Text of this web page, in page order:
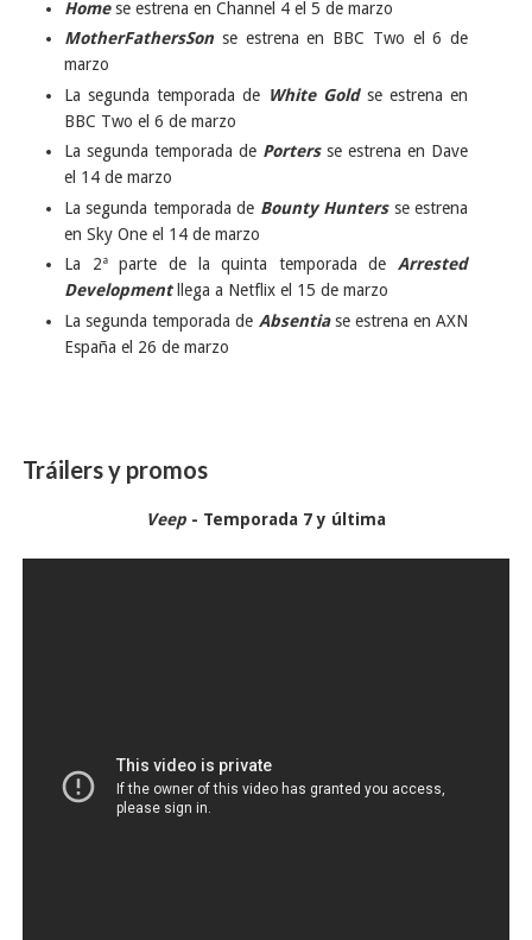
Homese estrena en Channel 4 el 5 de marzo
MotherFathersSon se estrena en BBC Two el 6 de
marzo
La segunda temporada de White Goldse estrena en
BBC Two el 6 de marzo
La segunda temporada de Portersse estrena en Dave
el 14 de marzo
La segunda temporada de Bounty Huntersse estrena
en Sky One el 14 de marzo
La 2ª parte de la quinta temporada de Arrested
Developmentllega a Netflix el 15 de marzo
La segunda temporada de Absentiase estrena en AXN
España el 26 de marzo
Tráilers y promos
Veep - Temporada 7 y última